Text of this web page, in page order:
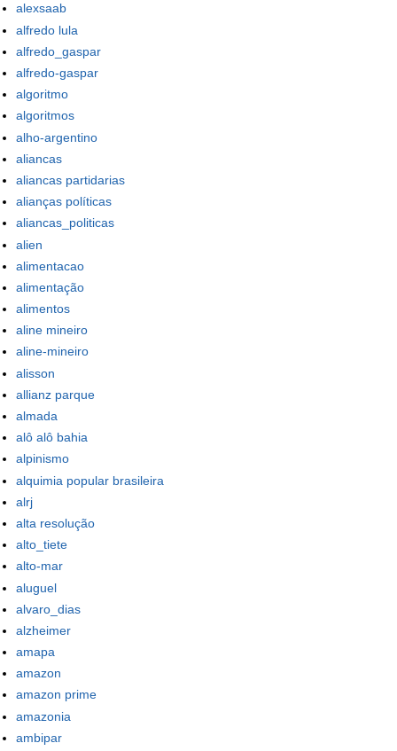
alexsaab
alfredo lula
alfredo_gaspar
alfredo-gaspar
algoritmo
algoritmos
alho-argentino
aliancas
aliancas partidarias
alianças políticas
aliancas_politicas
alien
alimentacao
alimentação
alimentos
aline mineiro
aline-mineiro
alisson
allianz parque
almada
alô alô bahia
alpinismo
alquimia popular brasileira
alrj
alta resolução
alto_tiete
alto-mar
aluguel
alvaro_dias
alzheimer
amapa
amazon
amazon prime
amazonia
ambipar